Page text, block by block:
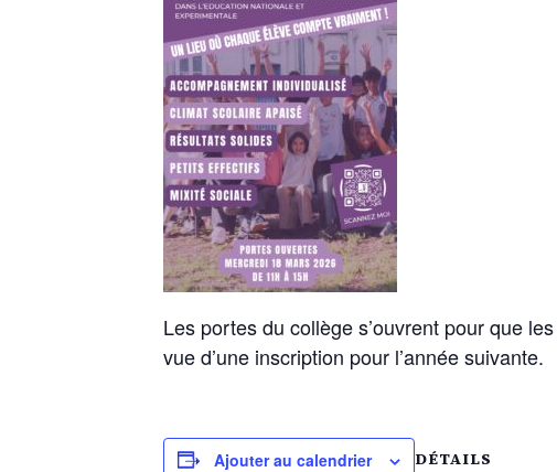
Les portes du collège s’ouvrent pour que
vue d’une inscription pour l’année suivante.
Ajouter au calendrier
DÉTAILS